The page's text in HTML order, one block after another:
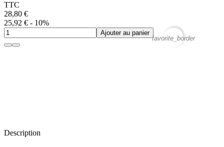
TTC
28,80 €
25,92 € - 10%
Ajouter au panier
favorite_border
Description